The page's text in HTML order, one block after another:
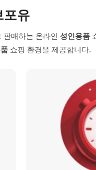
유
판매하는 온라인 성인용품
쇼핑 환경을 제공합니다.